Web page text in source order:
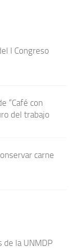
I Congreso
“Café con
del trabajo
carne
de la UNMDP